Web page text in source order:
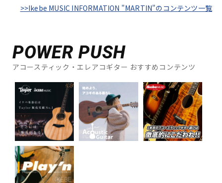
>>Ikebe MUSIC INFORMATION "MARTIN"のコンテンツ一覧
POWER PUSH
アコースティック・エレアコギター おすすめコンテンツ